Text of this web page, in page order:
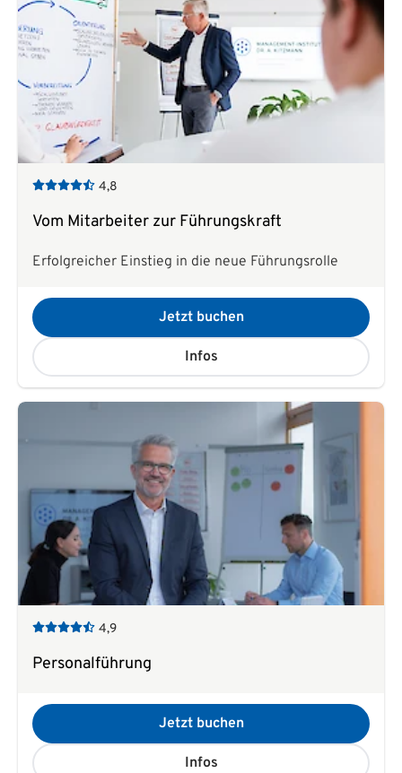
4,8
Vom Mitarbeiter zur Führungskraft
Erfolgreicher Einstieg in die neue Führungsrolle
Jetzt buchen
Infos
4,9
Personalführung
Jetzt buchen
Infos